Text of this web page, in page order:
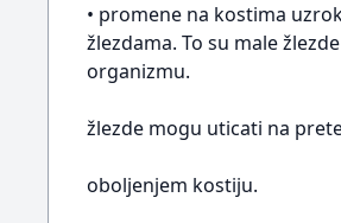
• promene na kostima
žlezdama. To su male
organizmu.
žlezde mogu uticati na
oboljenjem kostiju.